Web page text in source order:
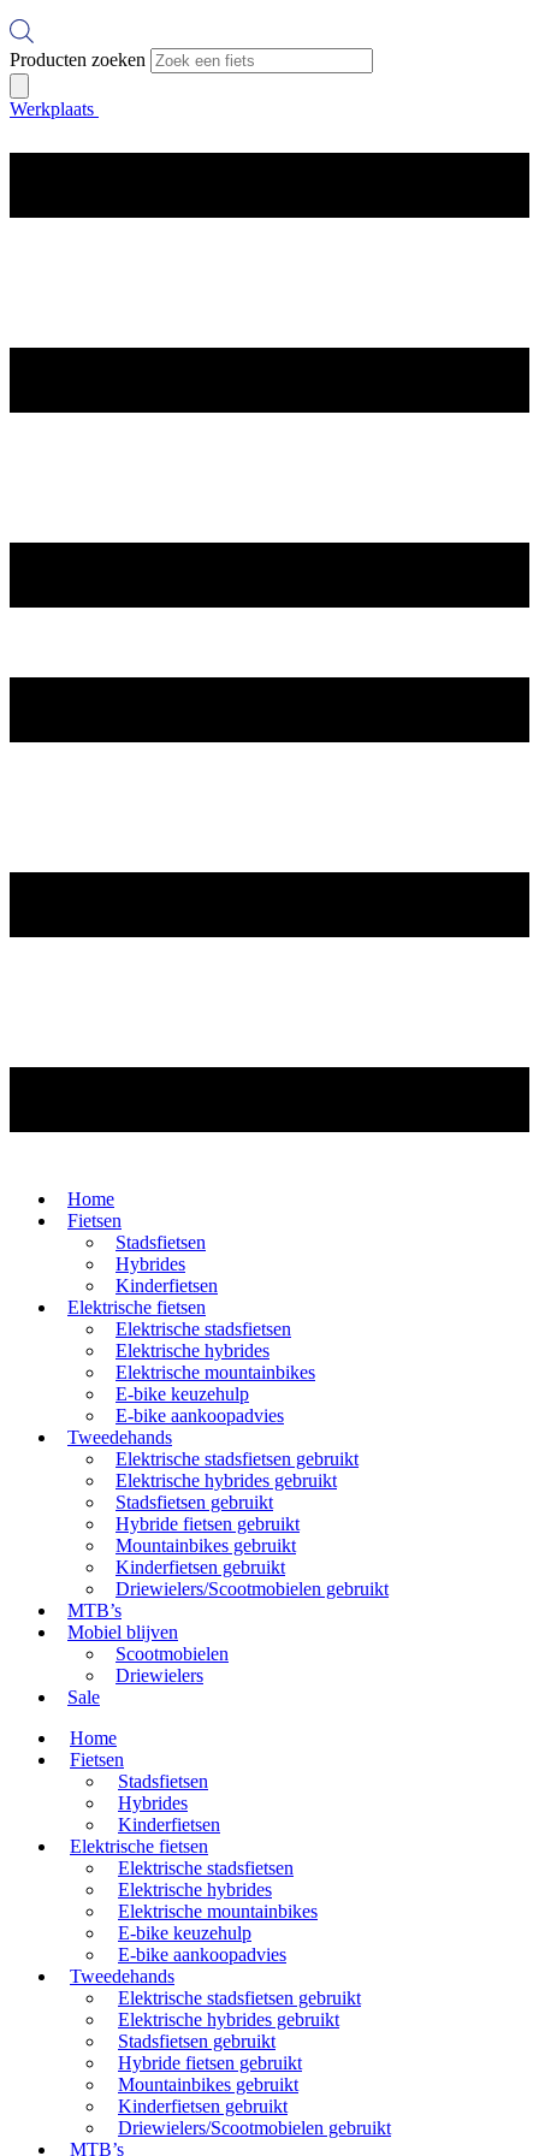
Producten zoeken
Werkplaats
Home
Fietsen
Stadsfietsen
Hybrides
Kinderfietsen
Elektrische fietsen
Elektrische stadsfietsen
Elektrische hybrides
Elektrische mountainbikes
E-bike keuzehulp
E-bike aankoopadvies
Tweedehands
Elektrische stadsfietsen gebruikt
Elektrische hybrides gebruikt
Stadsfietsen gebruikt
Hybride fietsen gebruikt
Mountainbikes gebruikt
Kinderfietsen gebruikt
Driewielers/Scootmobielen gebruikt
MTB’s
Mobiel blijven
Scootmobielen
Driewielers
Sale
Home
Fietsen
Stadsfietsen
Hybrides
Kinderfietsen
Elektrische fietsen
Elektrische stadsfietsen
Elektrische hybrides
Elektrische mountainbikes
E-bike keuzehulp
E-bike aankoopadvies
Tweedehands
Elektrische stadsfietsen gebruikt
Elektrische hybrides gebruikt
Stadsfietsen gebruikt
Hybride fietsen gebruikt
Mountainbikes gebruikt
Kinderfietsen gebruikt
Driewielers/Scootmobielen gebruikt
MTB’s